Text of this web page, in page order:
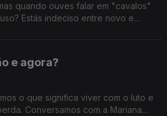
quando ouves falar em "cavalos"
Estás indeciso entre novo e
e agora?
o que significa viver com o luto e
Conversamos com a Mariana